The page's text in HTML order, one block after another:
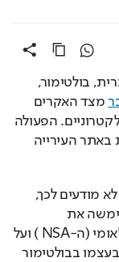
העיר הגדולה במדינת מרילנד שבארצות הברית, בולטימור,
מצד האקרים
שהשביתו אלפי מחשבים וחשבונות דואר אלקטרוניים. הפעולה
שיבשה מכירות באינטרנט, תשלום חשבונות באתר העירייה
עובדי העירייה והתושבים המתוסכלים אולי לא מודעים לכך,
אבל רכיב המפתח של התוכנה הזדונית ששימשה את
ההאקרים, פותח על ידי סוכנות הביטחון הלאומי (ה-NSA ) ועל
חשבון משלם המסים, שהמטה שלה נמצא בעצמו בבולטימור